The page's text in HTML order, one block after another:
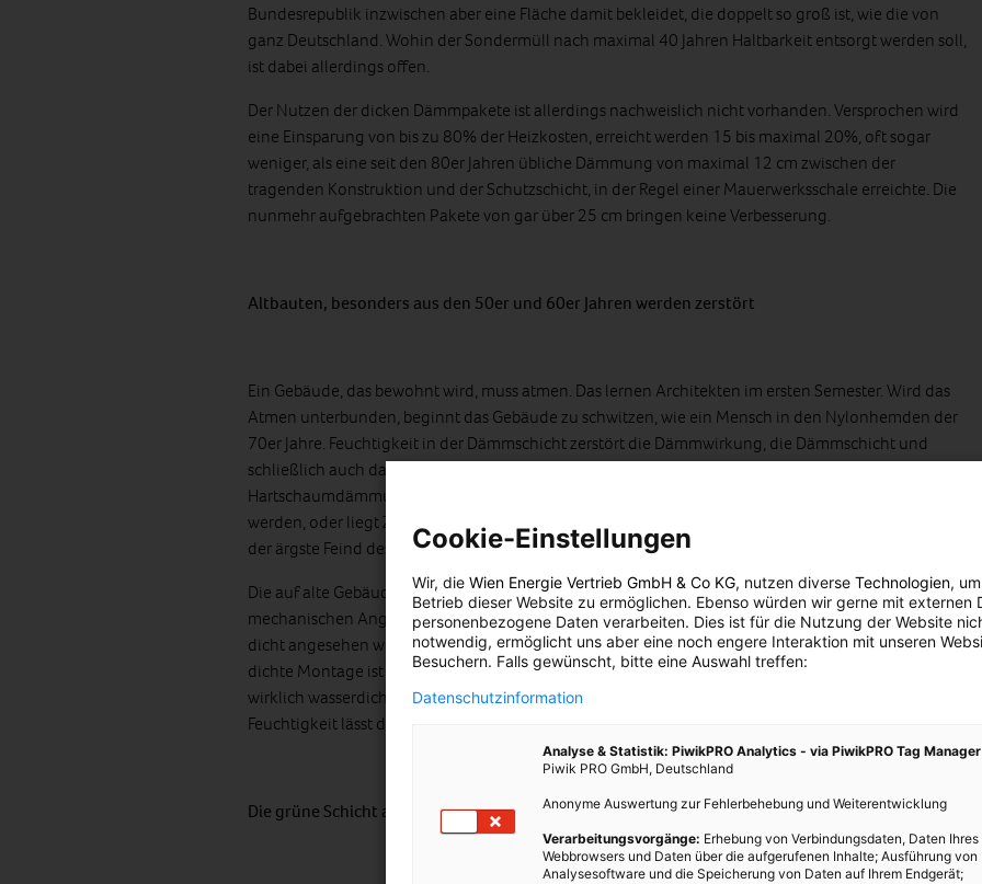
Bundesrepublik inzwischen aber eine Fläche damit bekleidet, die doppelt so groß ist, wie die von
ganz Deutschland. Wohin der Sondermüll nach maximal 40 Jahren Haltbarkeit entsorgt werden soll,
ist dabei allerdings offen.
Der Nutzen der dicken Dämmpakete ist allerdings nachweislich nicht vorhanden. Versprochen wird
eine Einsparung von bis zu 80% der Heizkosten, erreicht werden 15 bis maximal 20%, oft sogar
weniger, als eine seit den 80er Jahren übliche Dämmung von maximal 12 cm zwischen der
tragenden Konstruktion und der Schutzschicht, in der Regel einer Mauerwerksschale erreichte. Die
nunmehr aufgebrachten Pakete von gar über 25 cm bringen keine Verbesserung.
Altbauten, besonders aus den 50er und 60er Jahren werden zerstört
Ein Gebäude, das bewohnt wird, muss atmen. Das lernen Architekten im ersten Semester. Wird das
Atmen unterbunden, beginnt das Gebäude zu schwitzen, wie ein Mensch in den Nylonhemden der
70er Jahre. Feuchtigkeit in der Dämmschicht zerstört die Dämmwirkung, die Dämmschicht und
schließlich auch das Mauerwerk oder den Putz. Selbst die als völlig wasserdicht angepriesene
Hartschaumdämmung kann nach etwa zehn Jahren von den Montagedübeln nicht mehr gehalten
werden, oder liegt Zentnerschwer auf dem Flachdach, vollgesogen mit Wasser. Wasser ist nun mal
der ärgste Feind des Architekten, weil es das Gebäude langsam aber sicher zerstört.
Die auf alte Gebäude außen aufgebrachten Dämmplatten sind besonders stark der Witterung – und
mechanischen Angriffen – ausgesetzt. Die darauf aufgetragenen Schutzschichten müssen als nicht
dicht angesehen werden, jede Stoßfuge ist eine Einladung für Wasser einzudringen. Eine rundum
dichte Montage ist nur theoretisch möglich, die Praxis zeigt das Gegenteil. Außerdem wäre eine
wirklich wasserdichte Ausführung eben genau das Pendant zu dem Nyltest-Hemd. Innere
Feuchtigkeit lässt dann sofort Schimmel entstehen, das Gebäude ist nicht mehr bewohnbar.
Die grüne Schicht auf den Fassaden ist keine Patina
Cookie-Einstellungen
Wir, die Wien Energie Vertrieb GmbH & Co KG, nutzen diverse Technologien,
Betrieb dieser Website zu ermöglichen. Ebenso würden wir gerne mit externen
personenbezogene Daten verarbeiten. Dies ist für die Nutzung der Website
notwendig, ermöglicht uns aber eine noch engere Interaktion mit unseren
Besuchern. Falls gewünscht, bitte eine Auswahl treffen:
Datenschutzinformation
Analyse & Statistik: PiwikPRO Analytics - via PiwikPRO Tag Manager
Piwik PRO GmbH, Deutschland
Anonyme Auswertung zur Fehlerbehebung und Weiterentwicklung
Verarbeitungsvorgänge: Erhebung von Verbindungsdaten, Daten Ihres
Webbrowsers und Daten über die aufgerufenen Inhalte; Ausführung von
Analysesoftware und die Speicherung von Daten auf Ihrem Endgerät;